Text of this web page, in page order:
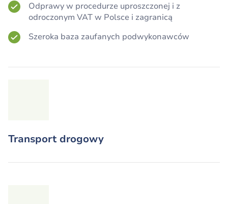
Odprawy w procedurze uproszczonej i z
odroczonym VAT w Polsce i zagranicą
Szeroka baza zaufanych podwykonawców
Transport drogowy